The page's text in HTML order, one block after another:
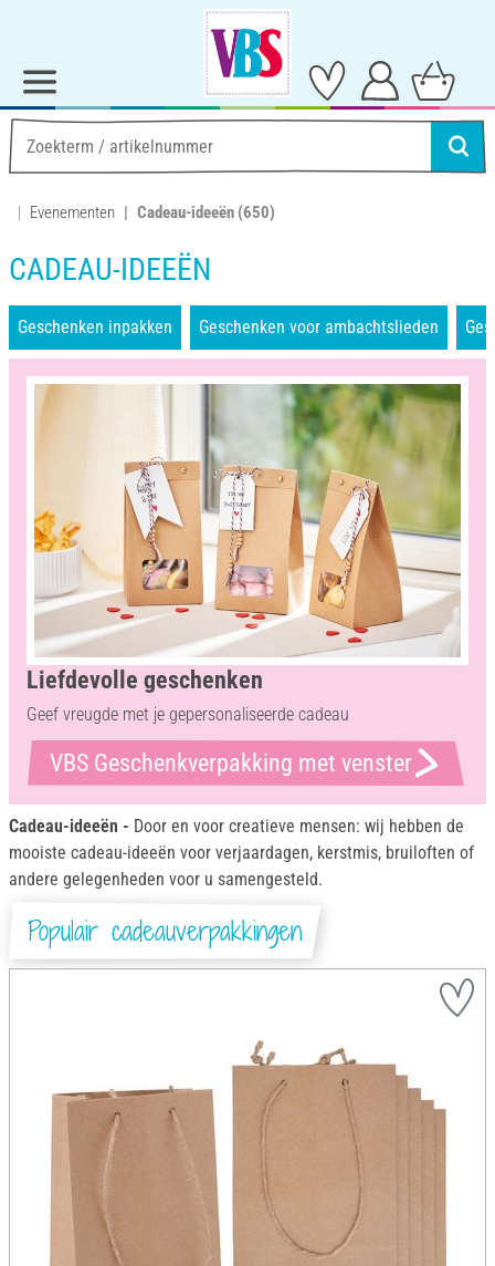
Evenementen Cadeau-ideeën (650)
CADEAU-IDEEËN
Geschenken inpakken Geschenken voor ambachtslieden
Liefdevolle geschenken
Geef vreugde met je gepersonaliseerde cadeau
VBS Geschenkverpakking met venster
Cadeau-ideeën - Door en voor creatieve mensen: wij hebben de
mooiste cadeau-ideeën voor verjaardagen, kerstmis, bruiloften of
andere gelegenheden voor u samengesteld.
Populair cadeauverpakkingen